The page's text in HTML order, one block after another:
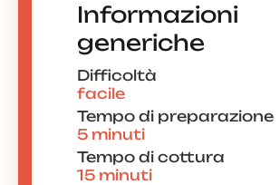
Informazioni
generiche
Difficoltà
facile
Tempo di preparazione
5 minuti
Tempo di cottura
15 minuti